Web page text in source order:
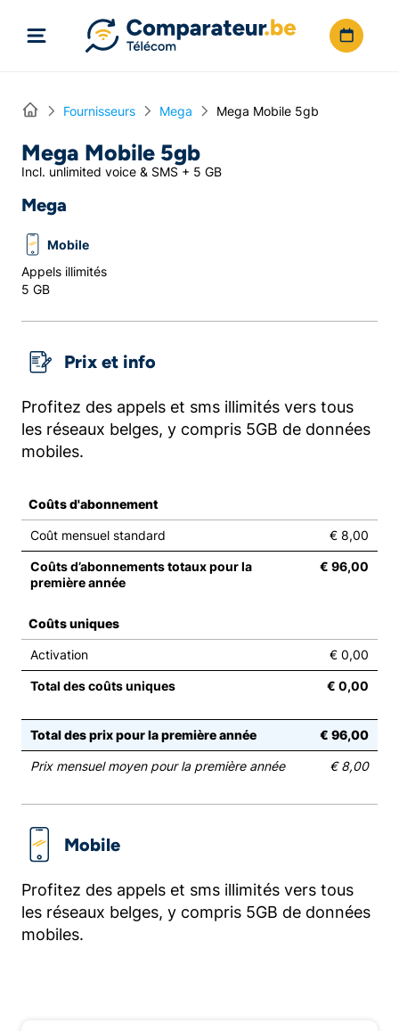
Home Fournisseurs Mega Mega Mobile 5gb
Mega Mobile 5gb
Incl. unlimited voice & SMS + 5 GB
Mega
Mobile
Appels illimités
5 GB
Prix et info
Profitez des appels et sms illimités vers tous
les réseaux belges, y compris 5GB de données
mobiles.
Coûts d'abonnement
Coût mensuel standard € 8,00
Coûts d’abonnements totaux pour la
première année
€ 96,00
Coûts uniques
Activation € 0,00
Total des coûts uniques € 0,00
Total des prix pour la première année € 96,00
Prix mensuel moyen pour la première année € 8,00
Mobile
Profitez des appels et sms illimités vers tous
les réseaux belges, y compris 5GB de données
mobiles.